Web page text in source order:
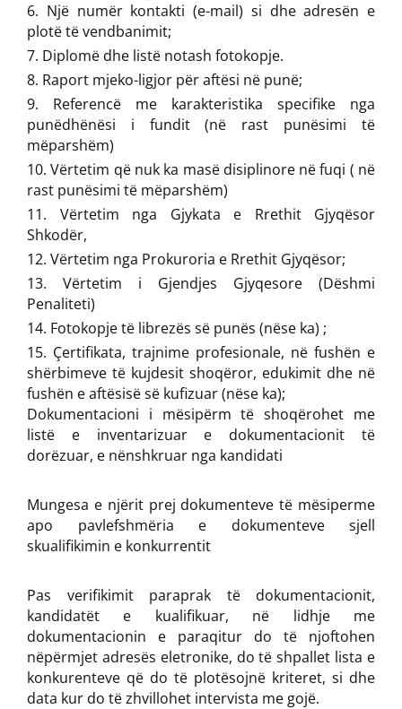
Një numër kontakti (e-mail) si dhe adresën e
plotë të vendbanimit;
Diplomë dhe listë notash fotokopje.
Raport mjeko-ligjor për aftësi në punë;
Referencë me karakteristika specifike nga
punëdhënësi i fundit (në rast punësimi të
mëparshëm)
Vërtetim që nuk ka masë disiplinore në fuqi ( në
rast punësimi të mëparshëm)
Vërtetim nga Gjykata e Rrethit Gjyqësor
Shkodër,
Vërtetim nga Prokuroria e Rrethit Gjyqësor;
Vërtetim i Gjendjes Gjyqesore (Dëshmi
Penaliteti)
Fotokopje të librezës së punës (nëse ka) ;
Çertifikata, trajnime profesionale, në fushën e
shërbimeve të kujdesit shoqëror, edukimit dhe në
fushën e aftësisë së kufizuar (nëse ka);
Dokumentacioni i mësipërm të shoqërohet me
listë e inventarizuar e dokumentacionit të
dorëzuar, e nënshkruar nga kandidati
Mungesa e njërit prej dokumenteve të mësiperme
apo pavlefshmëria e dokumenteve sjell
skualifikimin e konkurrentit
Pas verifikimit paraprak të dokumentacionit,
kandidatët e kualifikuar, në lidhje me
dokumentacionin e paraqitur do të njoftohen
nëpërmjet adresës eletronike, do të shpallet lista e
konkurenteve që do të plotësojnë kriteret, si dhe
data kur do të zhvillohet intervista me gojë.